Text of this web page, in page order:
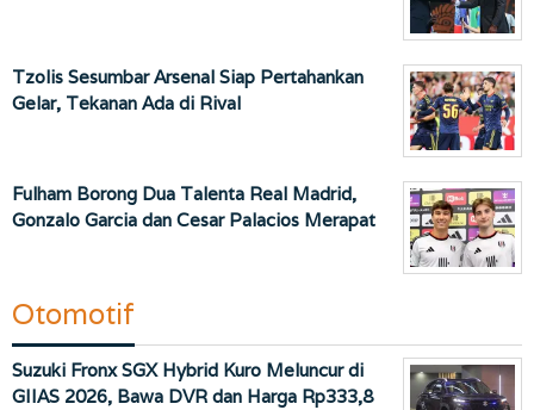
Tzolis Sesumbar Arsenal Siap Pertahankan
Gelar, Tekanan Ada di Rival
Fulham Borong Dua Talenta Real Madrid,
Gonzalo Garcia dan Cesar Palacios Merapat
Otomotif
Suzuki Fronx SGX Hybrid Kuro Meluncur di
GIIAS 2026, Bawa DVR dan Harga Rp333,8